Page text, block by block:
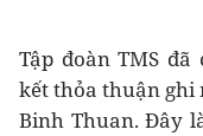
Tập đoàn TMS
kết thỏa thuận ghi
Binh Thuan. Đây